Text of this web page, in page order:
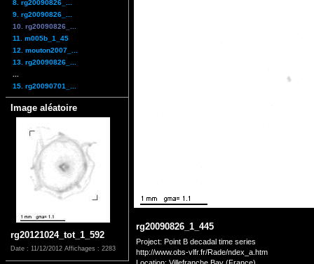
8. rg20090826_...
9. rg20090826_...
10. rg20090826_...
11. m005b_1_45
12. mouton2007_...
13. rg20090826_...
15. rg20090701_...
Image aléatoire
rg20121024_tot_1_592
Date : 11/12/2012 Affichages : 2283
rg20090826_1_445
Project: Point B decadal time series
http://www.obs-vlfr.fr/Rade/ndex_a.htm